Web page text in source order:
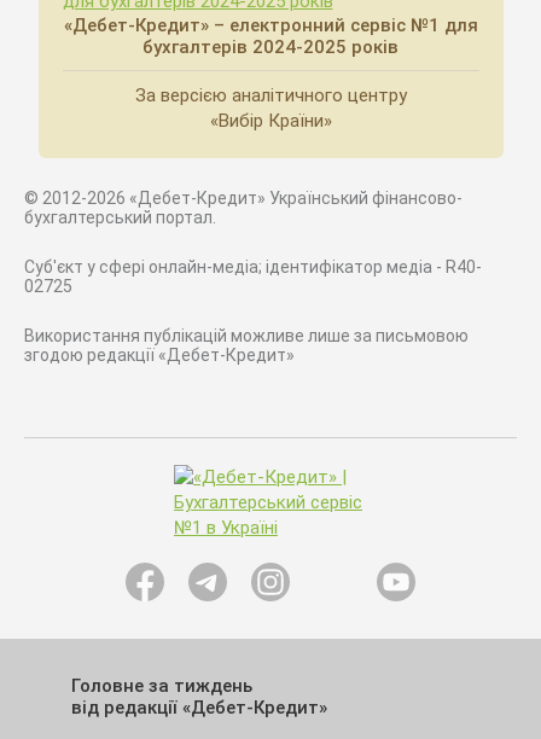
«Дебет-Кредит» – електронний сервіс №1 для
бухгалтерів 2024-2025 років
За версією аналітичного центру
«Вибір Країни»
© 2012-2026 «Дебет-Кредит» Український фінансово-
бухгалтерський портал.
Суб'єкт у сфері онлайн-медіа; ідентифікатор медіа - R40-
02725
Використання публікацій можливе лише за письмовою
згодою редакції «Дебет-Кредит»
Головне за тиждень
від редакції «Дебет-Кредит»